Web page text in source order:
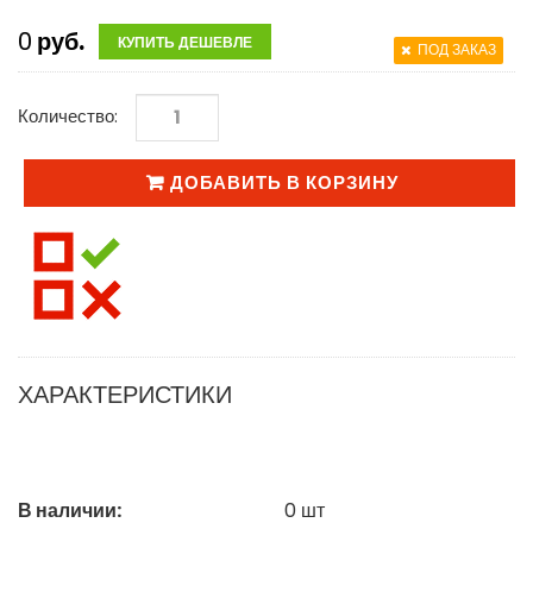
0 руб. КУПИТЬ ДЕШЕВЛЕ ПОД ЗАКАЗ
Количество:
ДОБАВИТЬ В КОРЗИНУ
ХАРАКТЕРИСТИКИ
В наличии: 0 шт